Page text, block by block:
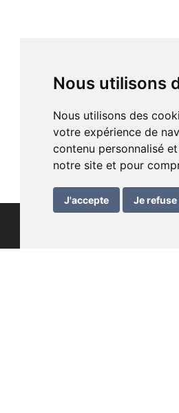
Nous utilisons
Nous utilisons des
votre expérience de
contenu personnalisé
notre site et pour
J'accepte Je refuse